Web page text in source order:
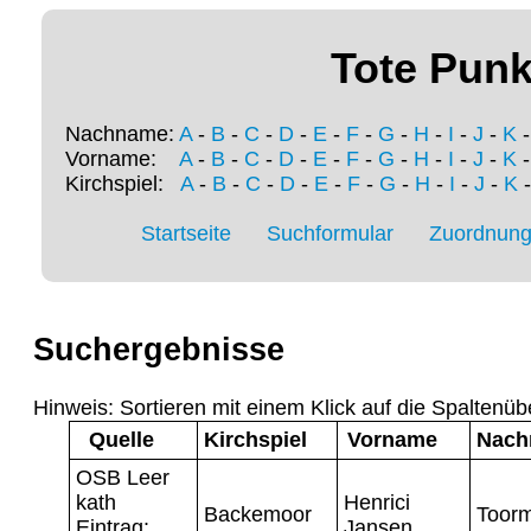
Tote
Nachname: A- B - C - D - E - F - G - H - I - J - K
Vorname: A- B - C - D - E - F - G - H - I - J - K
Kirchspiel: A- B - C - D- E- F- G - H - I - J - K
Startseite Suchformular
Suchergebnisse
Hinweis: Sortieren mit einem Klick auf die
Quelle
Kirchspiel Vorname
OSB Leer
kath
Backemoor
Henrici